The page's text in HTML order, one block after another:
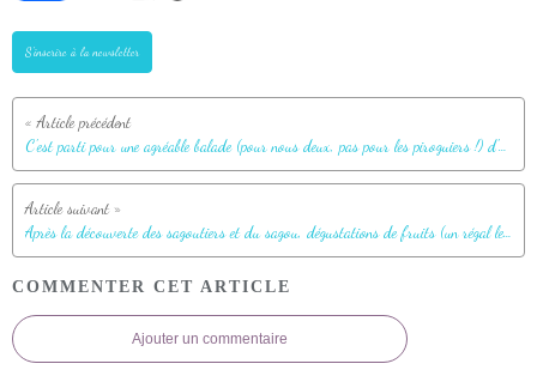
S'inscrire à la newsletter
C'est parti pour une agréable balade (pour nous deux, pas pour les piroguiers !) d'une demi-heure en pirogue dans la mangrove - Tufi - Maclaren Harbour - Province d'Oro - Papouasie Nouvelle-Guinée
Après la découverte des sagoutiers et du sagou, dégustations de fruits (un régal les ananas !) et retour au bateau - Tufi - Maclaren Harbour - Province d'Oro - Papouasie Nouvelle-Guinée
COMMENTER CET ARTICLE
Ajouter un commentaire